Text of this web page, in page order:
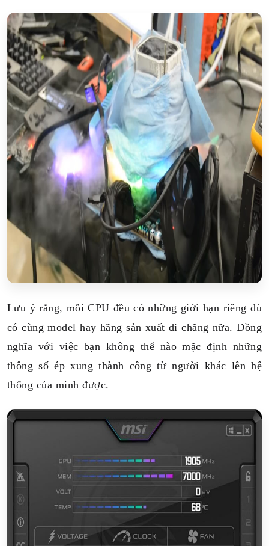
Lưu ý rằng, mỗi CPU đều có những giới hạn riêng dù
có cùng model hay hãng sản xuất đi chăng nữa. Đồng
nghĩa với việc bạn không thể nào mặc định những
thông số ép xung thành công từ người khác lên hệ
thống của mình được.